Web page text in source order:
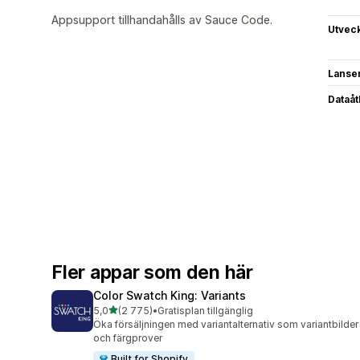
Appsupport tillhandahålls av Sauce Code.
Fler appar som den här
Color Swatch King: Variants
5,0av 5 stjärnor
(2 775)
2775 recensioner totalt
•Gratisplan tillgänglig
Öka försäljningen med variantalternativ som variantbilder
och färgprover